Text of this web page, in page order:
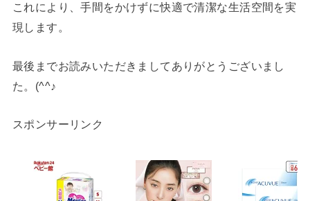
これにより、手間をかけずに快適で清潔な生活空間を実
現します。
最後までお読みいただきましてありがとうございまし
た。(^^♪
スポンサーリンク